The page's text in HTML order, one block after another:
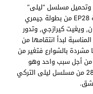
مشاهدة وتحميل مسلسل “ليلى”
Leyla: Hayat Aşk Adalet حلقة 28 كاملة EP28 من بطولة جيمري
ويغيت كيرازجي, وتدور
لبدأ انتقامها من
بالشوارع فتغير من
من أجل سبب واحد وهو
الانتقام بلا شفقة أو رحمة، شاهد الحلقة 28 من مسلسل ليلى التركي